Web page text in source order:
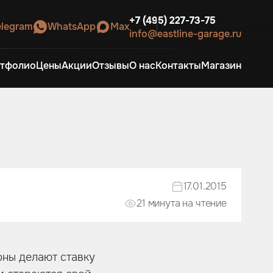
WhatsApp Max+7 (495) 227-73-75
info@eastline-garage.ru
ЦеныАкцииОтзывыО насКонтактыМагазин
17.01.2015
21 минутa на чтение
делают ставку